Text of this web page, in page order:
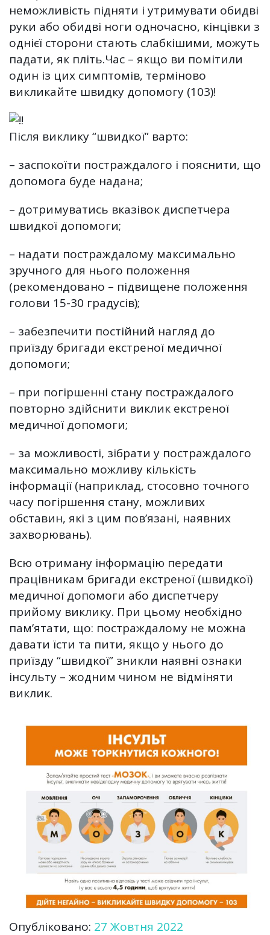
неможливість підняти і утримувати обидві
руки або обидві ноги одночасно, кінцівки з
однієї сторони стають слабкішими, можуть
падати, як пліть.Час – якщо ви помітили
один із цих симптомів, терміново
викликайте швидку допомогу (103)!
Після виклику “швидкої” варто:
– заспокоїти постраждалого і пояснити, що
допомога буде надана;
– дотримуватись вказівок диспетчера
швидкої допомоги;
– надати постраждалому максимально
зручного для нього положення
(рекомендовано – підвищене положення
голови 15-30 градусів);
– забезпечити постійний нагляд до
приїзду бригади екстреної медичної
допомоги;
– при погіршенні стану постраждалого
повторно здійснити виклик екстреної
медичної допомоги;
– за можливості, зібрати у постраждалого
максимально можливу кількість
інформації (наприклад, стосовно точного
часу погіршення стану, можливих
обставин, які з цим пов’язані, наявних
захворювань).
Всю отриману інформацію передати
працівникам бригади екстреної (швидкої)
медичної допомоги або диспетчеру
прийому виклику. При цьому необхідно
пам’ятати, що: постраждалому не можна
давати їсти та пити, якщо у нього до
приїзду “швидкої” зникли наявні ознаки
інсульту – жодним чином не відміняти
виклик.
Опубліковано: 27 Жовтня 2022